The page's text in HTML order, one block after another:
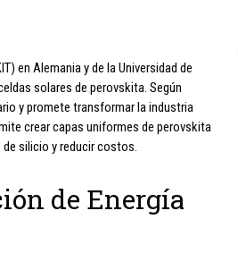
en Alemania y de la Universidad de
solares de perovskita. Según
y promete transformar la industria
crear capas uniformes de perovskita
silicio y reducir costos.
de Energía